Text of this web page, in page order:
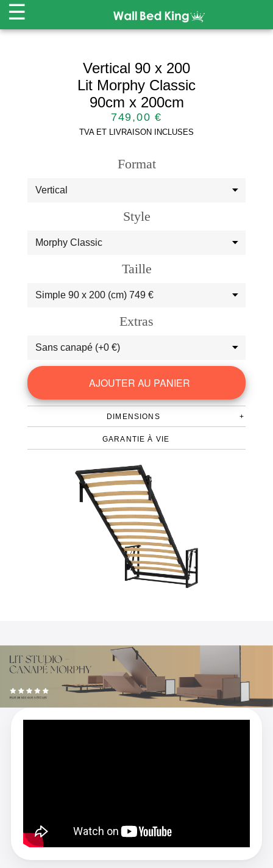
Lit Morphy
Canapé Morphy
Sale -30% OFF
Professionnels
Panier
Global ▾
☰
Vertical 90 x 200
Lit Morphy Classic
90cm x 200cm
749,00 €
TVA ET LIVRAISON INCLUSES
Format
Style
Taille
Extras
DIMENSIONS +
Largeur du cadre : 100cm
Hauteur en position repliée : 203,5cm
Profondeur en position repliée contre le mur :
40cm
Dégagement en position ouverte : 105cm
Épaisseur de matelas maximum : 30cm
GARANTIE À VIE